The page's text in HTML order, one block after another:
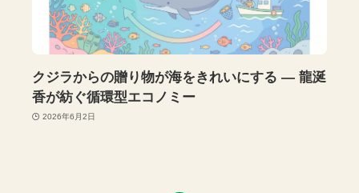
クジラからの贈り物が海をきれいにする — 龍涎
香が紡ぐ循環型エコノミー
2026年6月2日